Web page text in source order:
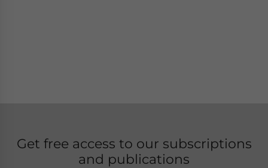
Get free access to our subscriptions
and publications